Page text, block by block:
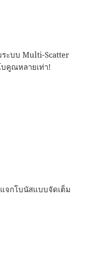
ะบบ Multi-Scatter
คูณหลายเท่า!
จกโบนัสแบบจัดเต็ม